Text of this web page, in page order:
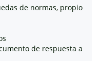
de normas, propio
de respuesta a